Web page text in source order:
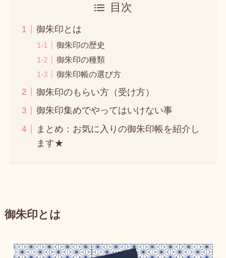
目次
御朱印とは
御朱印の歴史
御朱印の種類
御朱印帳の選び方
御朱印のもらい方（受け方）
御朱印集めでやってはいけない事
まとめ：お気に入りの御朱印帳を紹介し
ます★
御朱印とは